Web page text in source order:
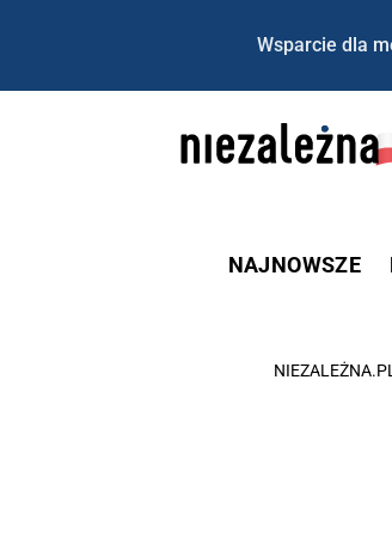
Wsparcie dla
NAJNOWSZE
NIEZALEŻNA.PL